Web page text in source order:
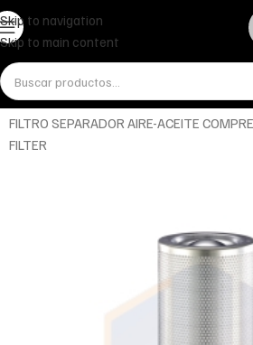
Skip to navigation
Skip to main content
InicioMiscelánea - otrosOtros
FILTRO SEPARADOR AIRE-ACEITE
FILTER